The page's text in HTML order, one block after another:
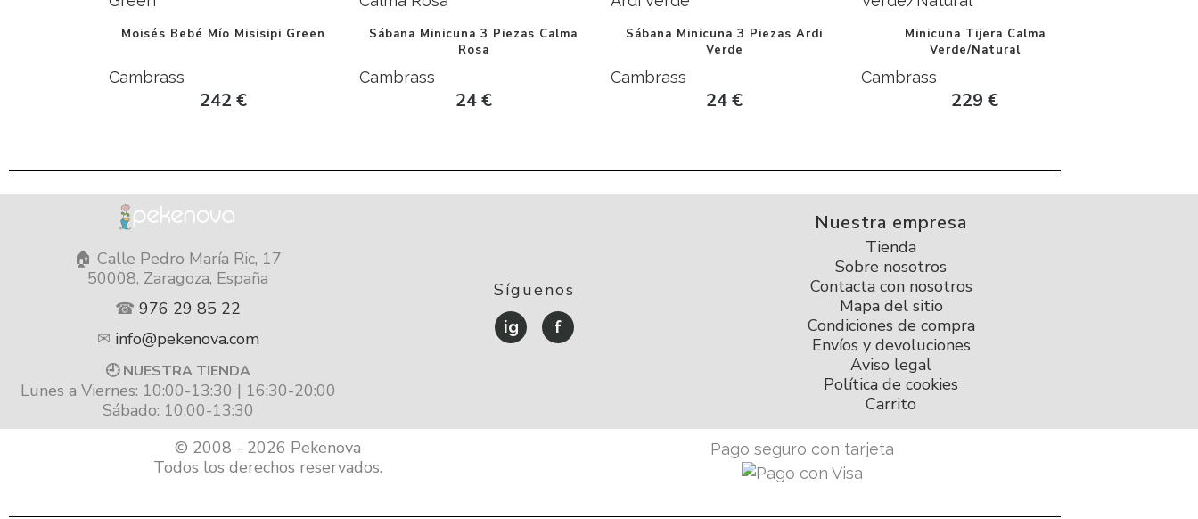
Moisés Bebé Mío Misisipi Green
Cambrass
242 €
Sábana Minicuna 3 Piezas Calma
Rosa
Cambrass
24€
Sábana Minicuna 3 Piezas Ardi
Verde
Cambrass
24€
Minicuna Tijera Calma
Verde/Natural
Cambrass
229€
🏠 Calle Pedro María Ric, 17
50008, Zaragoza, España
☎976 29 85 22
✉ info@pekenova.com
🕘 NUESTRA TIENDA
Lunes a Viernes: 10:00-13:30 | 16:30-20:00
Sábado: 10:00-13:30
Síguenos
ig f
Nuestra empresa
Tienda
Sobre nosotros
Contacta con nosotros
Mapa del sitio
Condiciones de compra
Envíos y devoluciones
Aviso legal
Política de cookies
Carrito
© 2008 - 2026 Pekenova
Todos los derechos reservados.
Pago seguro con tarjeta